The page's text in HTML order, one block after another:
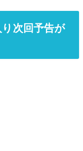
次回予告が